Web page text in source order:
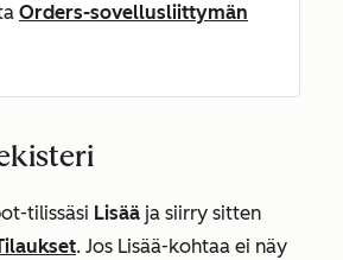
Orders-sovellusliittymän
tilissäsi Lisää ja siirry sitten
. Jos Lisää-kohtaa ei näy